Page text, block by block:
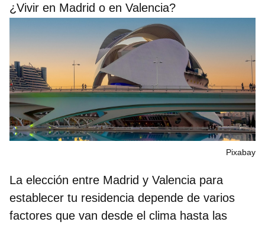
¿Vivir en Madrid o en Valencia?
Pixabay
La elección entre Madrid y Valencia para
establecer tu residencia depende de varios
factores que van desde el clima hasta las